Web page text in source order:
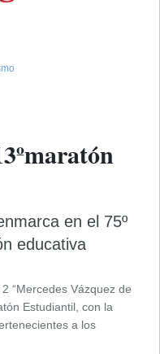
en el 75º
educativa
“Mercedes Vázquez de
Estudiantil, con la
a los